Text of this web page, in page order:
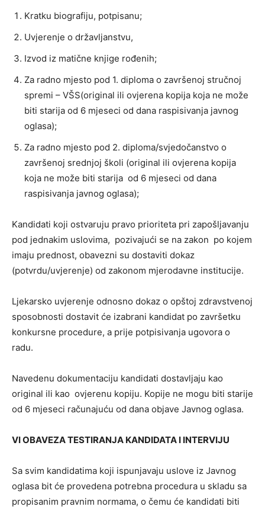
Kratku biografiju, potpisanu;
Uvjerenje o državljanstvu,
Izvod iz matične knjige rođenih;
Za radno mjesto pod 1. diploma o završenoj stručnoj
spremi – VŠS(original ili ovjerena kopija koja ne može
biti starija od 6 mjeseci od dana raspisivanja javnog
oglasa);
Za radno mjesto pod 2. diploma/svjedočanstvo o
završenoj srednjoj školi (original ili ovjerena kopija
koja ne može biti starija od 6 mjeseci od dana
raspisivanja javnog oglasa);
Kandidati koji ostvaruju pravo prioriteta pri zapošljavanju
pod jednakim uslovima, pozivajući se na zakon po kojem
imaju prednost, obavezni su dostaviti dokaz
(potvrdu/uvjerenje) od zakonom mjerodavne institucije.
Ljekarsko uvjerenje odnosno dokaz o opštoj zdravstvenoj
sposobnosti dostavit će izabrani kandidat po završetku
konkursne procedure, a prije potpisivanja ugovora o
radu.
Navedenu dokumentaciju kandidati dostavljaju kao
original ili kao ovjerenu kopiju. Kopije ne mogu biti starije
od 6 mjeseci računajuću od dana objave Javnog oglasa.
VI OBAVEZA TESTIRANJA KANDIDATA I INTERVIJU
Sa svim kandidatima koji ispunjavaju uslove iz Javnog
oglasa bit će provedena potrebna procedura u skladu sa
propisanim pravnim normama, o čemu će kandidati biti